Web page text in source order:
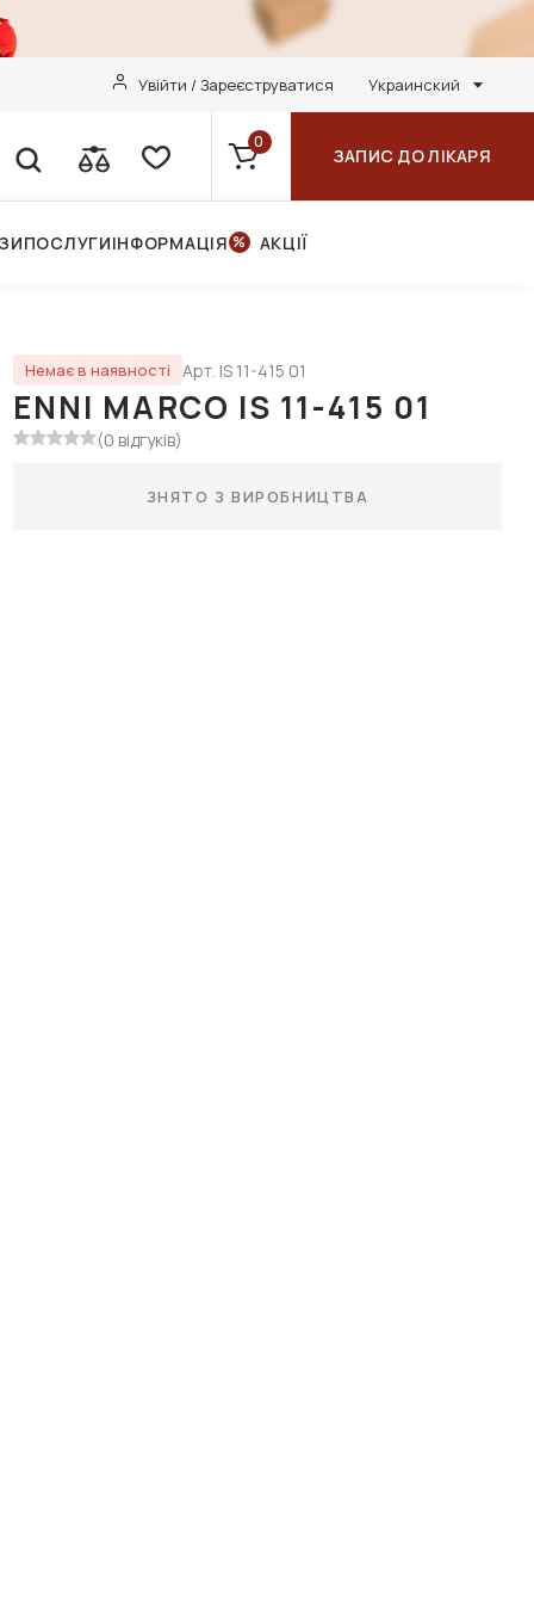
Увійти / Зареєструватися Украинский
0
ЗАПИС ДО ЛІКАРЯ
ПОСЛУГИІНФОРМАЦІЯ АКЦІЇ
Немає в наявності Арт. IS 11-415 01
ENNI MARCO IS 11-415 01
(0 відгуків)
ЗНЯТО З ВИРОБНИЦТВА